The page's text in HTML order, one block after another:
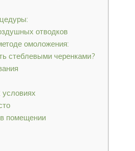
отводков
омоложения:
стеблевыми черенками?
помещении